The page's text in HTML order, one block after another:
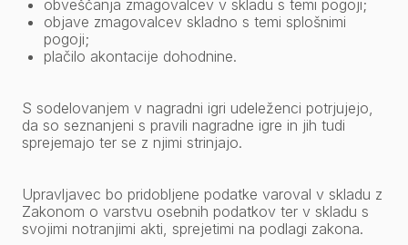
obveščanja zmagovalcev v skladu s temi pogoji;
objave zmagovalcev skladno s temi splošnimi
pogoji;
plačilo akontacije dohodnine.
S sodelovanjem v nagradni igri udeleženci potrjujejo,
da so seznanjeni s pravili nagradne igre in jih tudi
sprejemajo ter se z njimi strinjajo.
Upravljavec bo pridobljene podatke varoval v skladu z
Zakonom o varstvu osebnih podatkov ter v skladu s
svojimi notranjimi akti, sprejetimi na podlagi zakona.